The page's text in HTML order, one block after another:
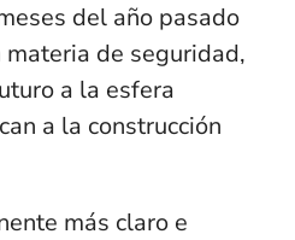
del año pasado
de seguridad,
a la esfera
a la construcción
más claro e